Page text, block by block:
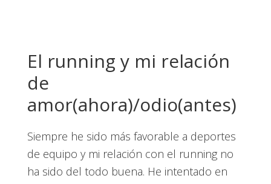
El running y mi relación
de
amor(ahora)/odio(antes)
Siempre he sido más favorable a deportes
de equipo y mi relación con el running no
ha sido del todo buena. He intentado en